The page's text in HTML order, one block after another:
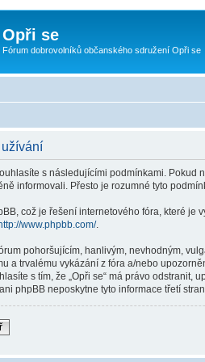
Opři se
Fórum dobrovolníků občanského sdružení Opři se
s následujícími podmínkami.
informovali. Přesto je rozumné tyto
což je řešení internetového fóra, které je
www.phpbb.com/.
pohoršujícím, hanlivým, nevhodným,
a trvalému vykázání z fóra a/nebo
s tím, že „Opři se“ má právo
phpBB neposkytne tyto informace třetí